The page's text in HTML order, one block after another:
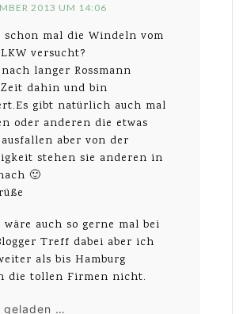
2013 UM 14:06
schon mal die Windeln vom
versucht?
langer Rossmann
dahin und bin
gibt natürlich auch mal
oder anderen die etwas
aber von der
stehen sie anderen in
🙂
auch so gerne mal bei
Treff dabei aber ich
als bis Hamburg
die tollen Firmen nicht.
geladen …